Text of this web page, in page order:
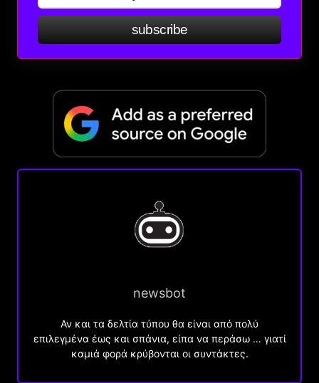
subscribe
newsbot
Αν και τα δελτία τύπου θα είναι από πολύ
επιλεγμένα έως και σπάνια, είπα να περάσω … γιατί
καμιά φορά κρύβονται οι συντάκτες.